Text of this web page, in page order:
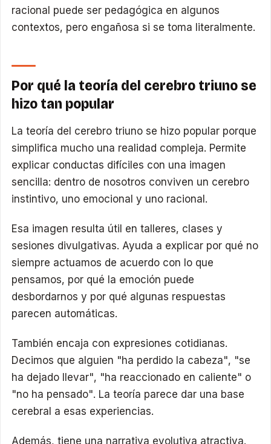
racional puede ser pedagógica en algunos
contextos, pero engañosa si se toma literalmente.
Por qué la teoría del cerebro triuno se
hizo tan popular
La teoría del cerebro triuno se hizo popular porque
simplifica mucho una realidad compleja. Permite
explicar conductas difíciles con una imagen
sencilla: dentro de nosotros conviven un cerebro
instintivo, uno emocional y uno racional.
Esa imagen resulta útil en talleres, clases y
sesiones divulgativas. Ayuda a explicar por qué no
siempre actuamos de acuerdo con lo que
pensamos, por qué la emoción puede
desbordarnos y por qué algunas respuestas
parecen automáticas.
También encaja con expresiones cotidianas.
Decimos que alguien "ha perdido la cabeza", "se
ha dejado llevar", "ha reaccionado en caliente" o
"no ha pensado". La teoría parece dar una base
cerebral a esas experiencias.
Además, tiene una narrativa evolutiva atractiva.